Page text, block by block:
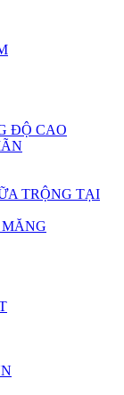
ĐỘ CAO
TRỘNG TẠI